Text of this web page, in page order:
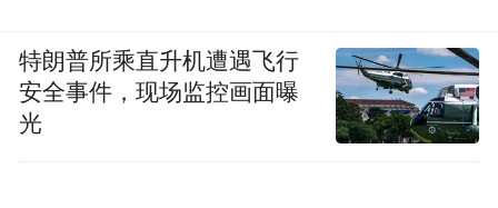
特朗普所乘直升机遭遇飞行
安全事件，现场监控画面曝
光